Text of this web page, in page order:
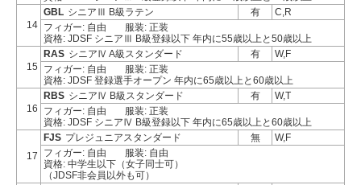
14
GBL シニアⅢ B級ラテン 有
C,R
フィガー: 自由
服装: 正装
資格: JDSF シニアⅢ B級登録以下 年内に55歳以上と50歳以上
15
RAS シニアⅣ A級スタンダード 有
W,F
フィガー: 自由
服装: 正装
資格: JDSF 登録選手オープン 年内に65歳以上と60歳以上
16
RBS シニアⅣ B級スタンダード 有
W,T
フィガー: 自由
服装: 正装
資格: JDSF シニアⅣ B級登録以下 年内に65歳以上と60歳以上
17
FJS プレジュニアスタンダード 無
W,F
フィガー: 自由
服装: 自由
資格: 中学生以下（女子同士可）
（JDSF非会員以外も可）